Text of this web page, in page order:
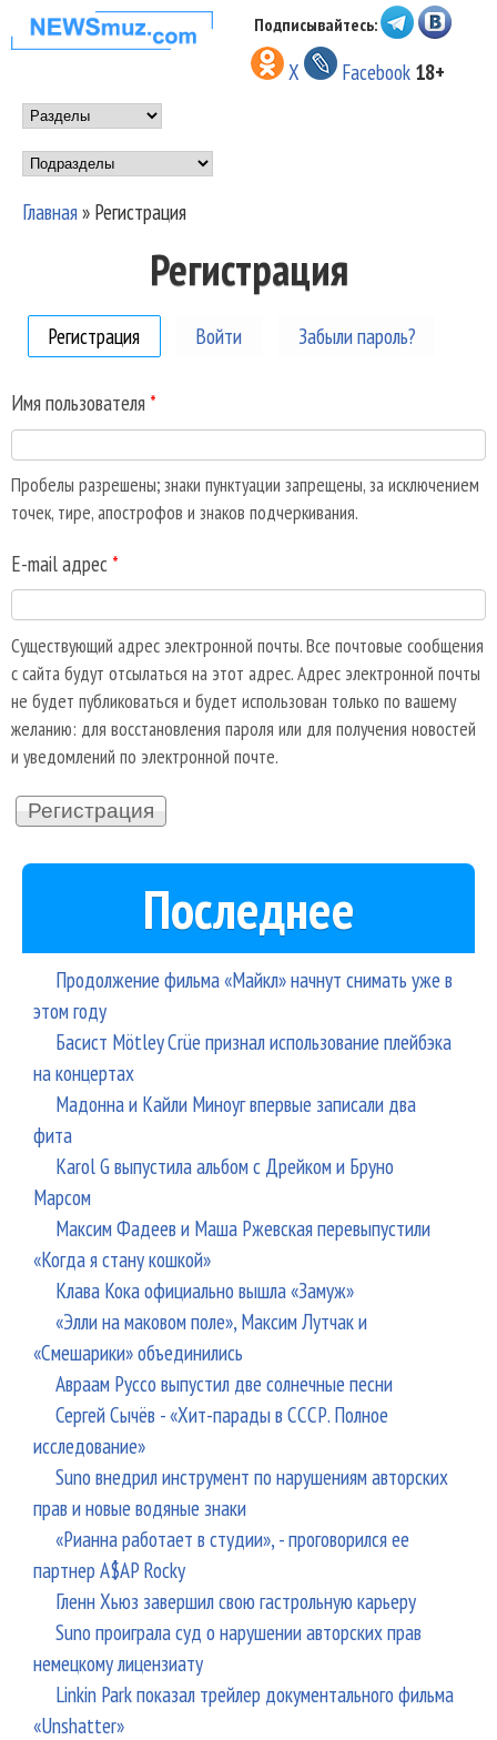
Перейти к основному
содержанию
НОВОСТИ
МУЗЫКИ И
ШОУ БИЗНЕСА
NEWSMUZ.COM
Подписывайтесь:
X Facebook 18+
Main menu
Подразделы
Главная» Регистрация
Регистрация
Регистрация (активная вкладка)
Войти Забыли пароль?
Имя пользователя *
Пробелы разрешены; знаки пунктуации запрещены, за исключением
точек, тире, апострофов и знаков подчеркивания.
E-mail адрес *
Существующий адрес электронной почты. Все почтовые сообщения
с сайта будут отсылаться на этот адрес. Адрес электронной почты
не будет публиковаться и будет использован только по вашему
желанию: для восстановления пароля или для получения новостей
и уведомлений по электронной почте.
Последнее
Продолжение фильма «Майкл» начнут снимать уже в
этом году
Басист Mötley Crüe признал использование плейбэка
на концертах
Мадонна и Кайли Миноуг впервые записали два
фита
Karol G выпустила альбом с Дрейком и Бруно
Марсом
Максим Фадеев и Маша Ржевская перевыпустили
«Когда я стану кошкой»
Клава Кока официально вышла «Замуж»
«Элли на маковом поле», Максим Лутчак и
«Смешарики» объединились
Авраам Руссо выпустил две солнечные песни
Сергей Сычёв - «Хит-парады в СССР. Полное
исследование»
Suno внедрил инструмент по нарушениям авторских
прав и новые водяные знаки
«Рианна работает в студии», - проговорился ее
партнер A$AP Rocky
Гленн Хьюз завершил свою гастрольную карьеру
Suno проиграла суд о нарушении авторских прав
немецкому лицензиату
Linkin Park показал трейлер документального фильма
«Unshatter»